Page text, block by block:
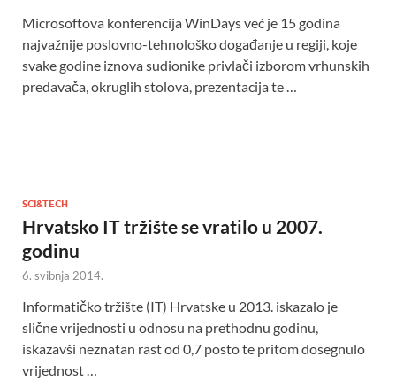
Microsoftova konferencija WinDays već je 15 godina
najvažnije poslovno-tehnološko događanje u regiji, koje
svake godine iznova sudionike privlači izborom vrhunskih
predavača, okruglih stolova, prezentacija te …
SCI&TECH
Hrvatsko IT tržište se vratilo u 2007.
godinu
6. svibnja 2014.
Informatičko tržište (IT) Hrvatske u 2013. iskazalo je
slične vrijednosti u odnosu na prethodnu godinu,
iskazavši neznatan rast od 0,7 posto te pritom dosegnulo
vrijednost …